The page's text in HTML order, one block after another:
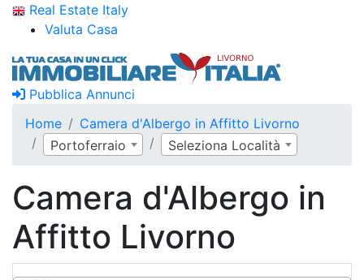
Real Estate Italy
Valuta Casa
Pubblica Annunci
Home
Camera d'Albergo in Affitto Livorno
Portoferraio
Seleziona Località
Camera d'Albergo in
Affitto Livorno